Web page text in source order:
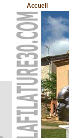
Accueil